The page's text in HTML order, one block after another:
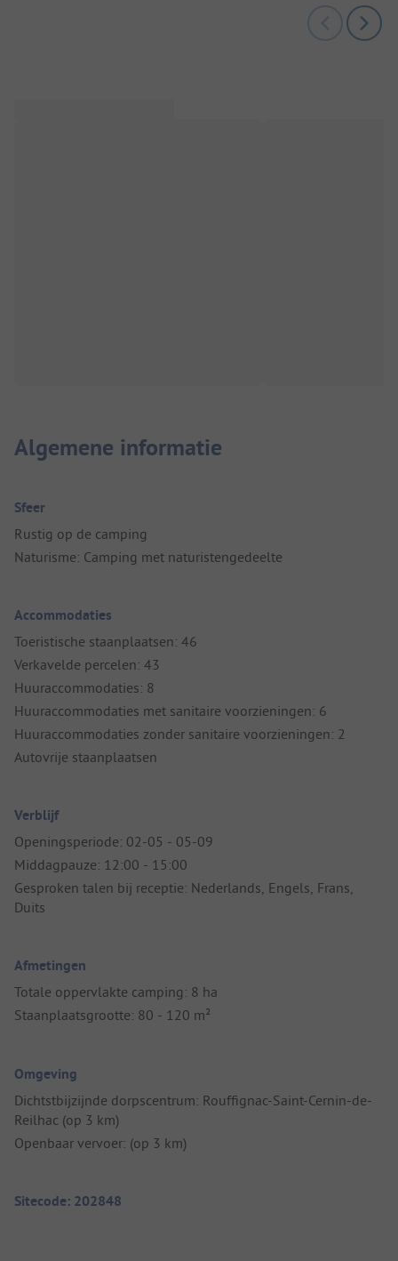
Algemene informatie
Sfeer
Rustig op de camping
Naturisme: Camping met naturistengedeelte
Accommodaties
Toeristische staanplaatsen: 46
Verkavelde percelen: 43
Huuraccommodaties: 8
Huuraccommodaties met sanitaire voorzieningen: 6
Huuraccommodaties zonder sanitaire voorzieningen: 2
Autovrije staanplaatsen
Verblijf
Openingsperiode: 02-05 - 05-09
Middagpauze: 12:00 - 15:00
Gesproken talen bij receptie: Nederlands, Engels, Frans,
Duits
Afmetingen
Totale oppervlakte camping: 8 ha
Staanplaatsgrootte: 80 - 120 m²
Omgeving
Dichtstbijzijnde dorpscentrum: Rouffignac-Saint-Cernin-de-
Reilhac (op 3 km)
Openbaar vervoer: (op 3 km)
Sitecode: 202848